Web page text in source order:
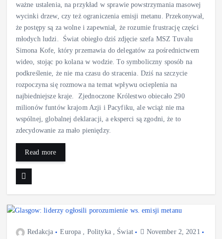
ważne ustalenia, na przykład w sprawie powstrzymania masowej
wycinki drzew, czy też ograniczenia emisji metanu. Przekonywał,
że postępy są za wolne i zapewniał, że rozumie frustrację części
młodych ludzi. Świat obiegło dziś zdjęcie szefa MSZ Tuvalu
Simona Kofe, który przemawia do delegatów za pośrednictwem
wideo, stojąc po kolana w wodzie. To symboliczny sposób na
podkreślenie, że nie ma czasu do stracenia. Dziś na szczycie
rozpoczyna się rozmowa na temat wpływu ocieplenia na
najbiedniejsze kraje. Zjednoczone Królestwo obiecało 290
milionów funtów krajom Azji i Pacyfiku, ale wciąż nie ma
wspólnej, globalnej deklaracji, a eksperci są zgodni, że to
zdecydowanie za mało pieniędzy.
Read more
Redakcja Europa , Polityka, Świat
November 2, 2021